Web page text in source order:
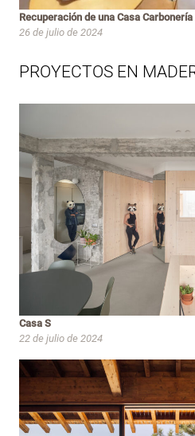
Recuperación de una Casa
26 de julio de 2024
PROYECTOS EN
Casa S
22 de julio de 2024